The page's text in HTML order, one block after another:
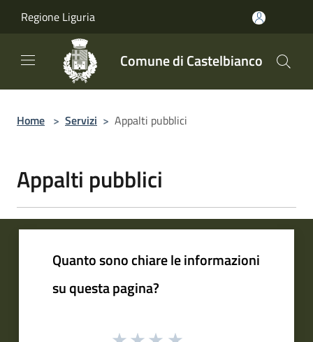
Regione Liguria
Comune di Castelbianco
Home > Servizi > Appalti pubblici
Appalti pubblici
Quanto sono chiare le informazioni
su questa pagina?